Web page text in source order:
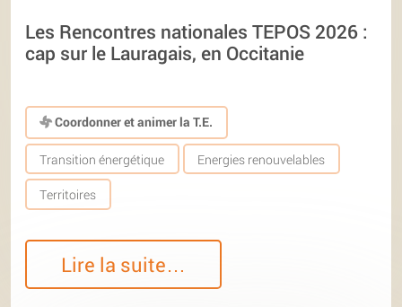
Les Rencontres nationales TEPOS 2026 :
cap sur le Lauragais, en Occitanie
Coordonner et animer la T.E.
Transition énergétique Energies renouvelables
Territoires
Lire la suite…